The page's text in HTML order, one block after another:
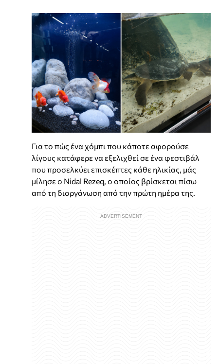
Για το πώς ένα χόμπι που κάποτε αφορούσε
λίγους κατάφερε να εξελιχθεί σε ένα φεστιβάλ
που προσελκύει επισκέπτες κάθε ηλικίας, μάς
μίλησε ο Nidal Rezeq, ο οποίος βρίσκεται πίσω
από τη διοργάνωση από την πρώτη ημέρα της.